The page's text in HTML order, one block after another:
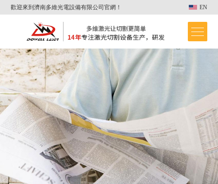
歡迎來到濟南多維光電設備有限公司官網！ EN